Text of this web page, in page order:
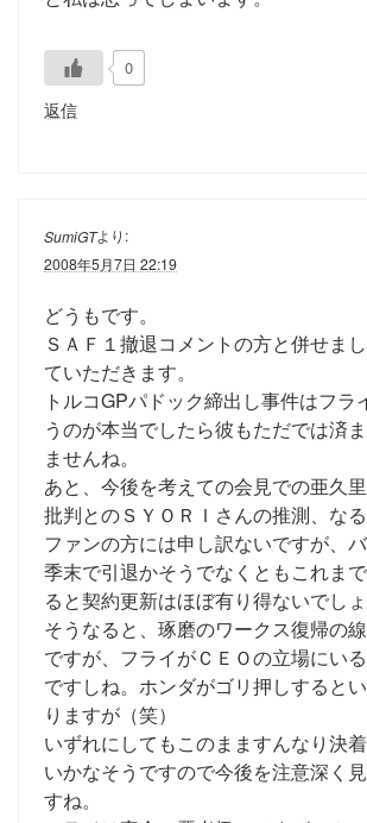
0
返信
SumiGTより:
2008年5月7日 22:19
どうもです。
ＳＡＦ１撤退コメントの方と併せま
ていただきます。
トルコGPパドック締出し事件はフラ
うのが本当でしたら彼もただでは済
ませんね。
あと、今後を考えての会見での亜久
批判とのＳＹＯＲＩさんの推測、なる
ファンの方には申し訳ないですが、
季末で引退かそうでなくともこれま
ると契約更新はほぼ有り得ないでしょ
そうなると、琢磨のワークス復帰の
ですが、フライがＣＥＯの立場にい
ですしね。ホンダがゴリ押しすると
りますが（笑）
いずれにしてもこのまますんなり決
いかなそうですので今後を注意深く
すね。